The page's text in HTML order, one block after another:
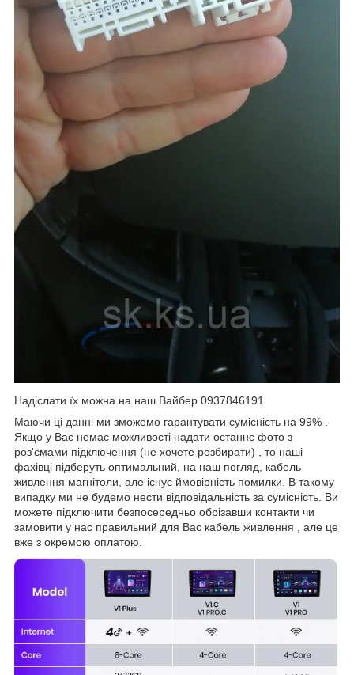
Надіслати їх можна на наш Вайбер 0937846191
Маючи ці данні ми зможемо гарантувати сумісність на 99% .
Якщо у Вас немає можливості надати останнє фото з
роз'ємами підключення (не хочете розбирати) , то наші
фахівці підберуть оптимальний, на наш погляд, кабель
живлення магнітоли, але існує ймовірність помилки. В такому
випадку ми не будемо нести відповідальність за сумісність. Ви
можете підключити безпосередньо обрізавши контакти чи
замовити у нас правильний для Вас кабель живлення , але це
вже з окремою оплатою.